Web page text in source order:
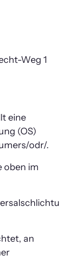
Weg 1
eine
(OS)
odr/.
oben im
an